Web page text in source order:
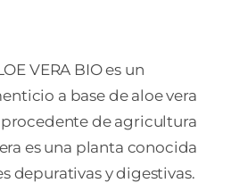
VERA BIO es un
a base de aloe vera
de agricultura
es una planta conocida
depurativas y digestivas.